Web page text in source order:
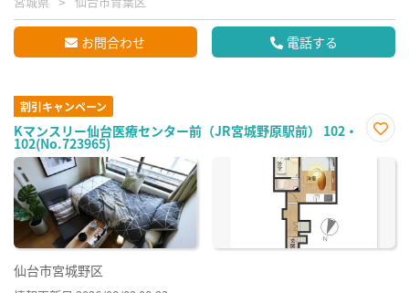
お問合わせ 電話する
割引キャンペーン
Kマンスリー仙台医療センター前（JR宮城野原駅前） 102・
102(No.723965)
に入
仙台市宮城野区